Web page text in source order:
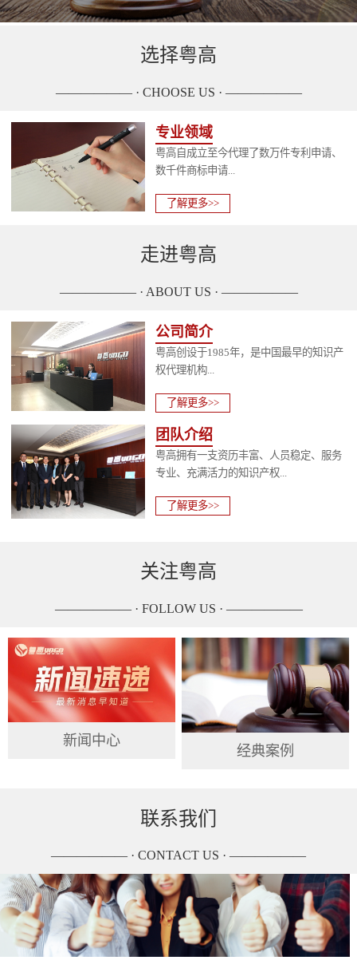
选择粤高
—————— · CHOOSE US · ——————
专业领域
粤高自成立至今代理了数万件专利申请、
数千件商标申请...
了解更多>>
走进粤高
—————— · ABOUT US · ——————
公司简介
粤高创设于1985年，是中国最早的知识产
权代理机构...
了解更多>>
团队介绍
粤高拥有一支资历丰富、人员稳定、服务
专业、充满活力的知识产权...
了解更多>>
关注粤高
—————— · FOLLOW US · ——————
新闻中心
经典案例
联系我们
—————— · CONTACT US · ——————